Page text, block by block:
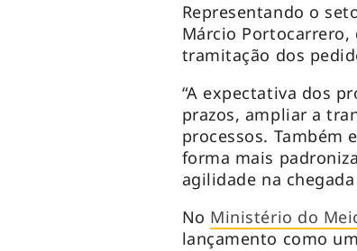
Representando o
Márcio Portocarrero,
tramitação dos
“A expectativa dos
prazos, ampliar a
processos. Também
forma mais
agilidade na
No Ministério do
lançamento como